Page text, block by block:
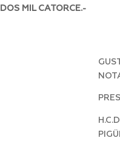
MIL CATORCE.-